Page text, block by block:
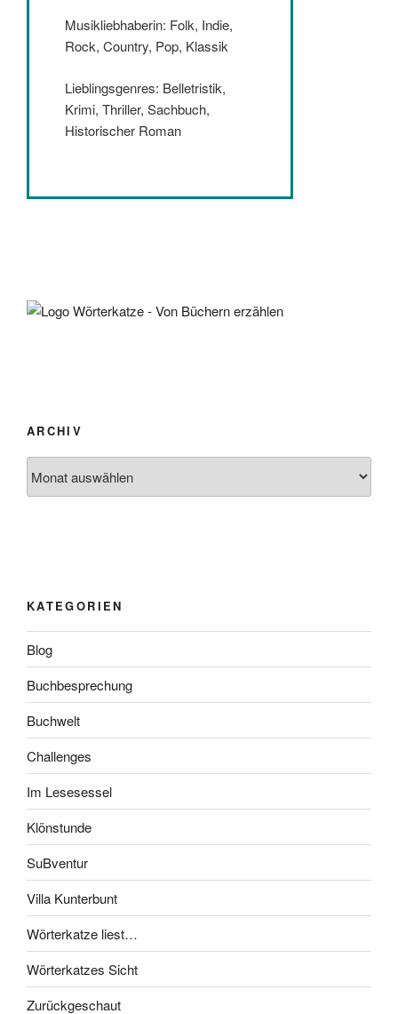
Musikliebhaberin: Folk, Indie,
Rock, Country, Pop, Klassik
Lieblingsgenres: Belletristik,
Krimi, Thriller, Sachbuch,
Historischer Roman
ARCHIV
KATEGORIEN
Blog
Buchbesprechung
Buchwelt
Challenges
Im Lesesessel
Klönstunde
SuBventur
Villa Kunterbunt
Wörterkatze liest…
Wörterkatzes Sicht
Zurückgeschaut